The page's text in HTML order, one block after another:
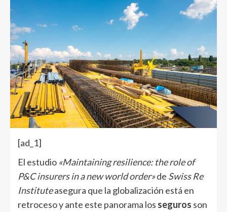
[ad_1]
El estudio «Maintaining resilience: the role of
P&C insurers in a new world order»de Swiss Re
Instituteasegura que la globalización está en
retroceso y ante este panorama los seguros son